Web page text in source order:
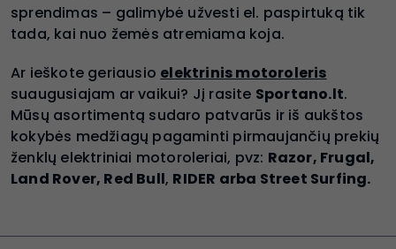
sprendimas – galimybė užvesti el. paspirtuką tik
tada, kai nuo žemės atremiama koja.
Ar ieškote geriausio elektrinis motoroleris
suaugusiajam ar vaikui? Jį rasite Sportano.lt.
Mūsų asortimentą sudaro patvarūs ir iš aukštos
kokybės medžiagų pagaminti pirmaujančių prekių
ženklų elektriniai motoroleriai, pvz: Razor, Frugal,
Land Rover, Red Bull, RIDER arba Street Surfing.